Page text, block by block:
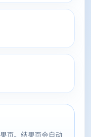
页。结果页会自动